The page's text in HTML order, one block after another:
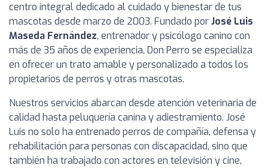
centro integral dedicado al cuidado y bienestar de tus
mascotas desde marzo de 2003. Fundado porJosé Luis
Maseda Fernández, entrenador y psicólogo canino con
más de 35 años de experiencia, Don Perro se especializa
en ofrecer un trato amable y personalizado a todos los
propietarios de perros y otras mascotas.
Nuestros servicios abarcan desde atención veterinaria de
calidad hasta peluquería canina y adiestramiento. José
Luis no solo ha entrenado perros de compañía, defensa y
rehabilitación para personas con discapacidad, sino que
también ha trabajado con actores en televisión y cine,